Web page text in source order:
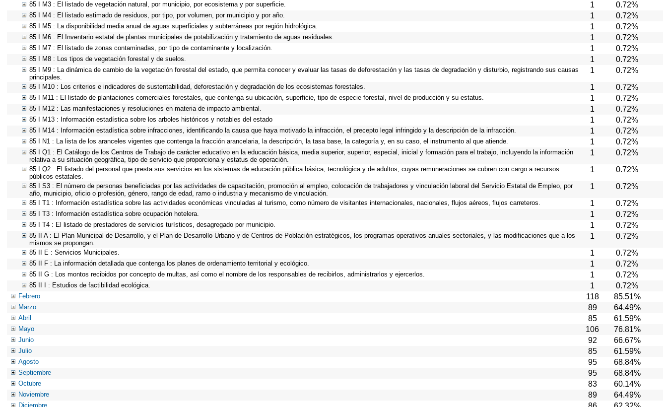
85 I M3 : El listado de vegetación natural, por municipio, por ecosistema y por superficie. 1 0.72%
85 I M4 : El listado estimado de residuos, por tipo, por volumen, por municipio y por año. 1 0.72%
85 I M5 : La disponibilidad media anual de aguas superficiales y subterráneas por región hidrológica. 1 0.72%
85 I M6 : El Inventario estatal de plantas municipales de potabilización y tratamiento de aguas residuales. 1 0.72%
85 I M7 : El listado de zonas contaminadas, por tipo de contaminante y localización. 1 0.72%
85 I M8 : Los tipos de vegetación forestal y de suelos. 1 0.72%
85 I M9 : La dinámica de cambio de la vegetación forestal del estado, que permita conocer y evaluar las tasas de deforestación y las tasas de degradación y disturbio, registrando sus causas
principales.
1 0.72%
85 I M10 : Los criterios e indicadores de sustentabilidad, deforestación y degradación de los ecosistemas forestales. 1 0.72%
85 I M11 : El listado de plantaciones comerciales forestales, que contenga su ubicación, superficie, tipo de especie forestal, nivel de producción y su estatus. 1 0.72%
85 I M12 : Las manifestaciones y resoluciones en materia de impacto ambiental. 1 0.72%
85 I M13 : Información estadística sobre los arboles históricos y notables del estado 1 0.72%
85 I M14 : Información estadística sobre infracciones, identificando la causa que haya motivado la infracción, el precepto legal infringido y la descripción de la infracción. 1 0.72%
85 I N1 : La lista de los aranceles vigentes que contenga la fracción arancelaria, la descripción, la tasa base, la categoría y, en su caso, el instrumento al que atiende. 1 0.72%
85 I Q1 : El Catálogo de los Centros de Trabajo de carácter educativo en la educación básica, media superior, superior, especial, inicial y formación para el trabajo, incluyendo la información
relativa a su situación geográfica, tipo de servicio que proporciona y estatus de operación.
1 0.72%
85 I Q2 : El listado del personal que presta sus servicios en los sistemas de educación pública básica, tecnológica y de adultos, cuyas remuneraciones se cubren con cargo a recursos
públicos estatales.
1 0.72%
85 I S3 : El número de personas beneficiadas por las actividades de capacitación, promoción al empleo, colocación de trabajadores y vinculación laboral del Servicio Estatal de Empleo, por
año, municipio, oficio o profesión, género, rango de edad, ramo o industria y mecanismo de vinculación.
1 0.72%
85 I T1 : Información estadística sobre las actividades económicas vinculadas al turismo, como número de visitantes internacionales, nacionales, flujos aéreos, flujos carreteros. 1 0.72%
85 I T3 : Información estadística sobre ocupación hotelera. 1 0.72%
85 I T4 : El listado de prestadores de servicios turísticos, desagregado por municipio. 1 0.72%
85 II A : El Plan Municipal de Desarrollo, y el Plan de Desarrollo Urbano y de Centros de Población estratégicos, los programas operativos anuales sectoriales, y las modificaciones que a los
mismos se propongan.
1 0.72%
85 II E : Servicios Municipales. 1 0.72%
85 II F : La información detallada que contenga los planes de ordenamiento territorial y ecológico. 1 0.72%
85 II G : Los montos recibidos por concepto de multas, así como el nombre de los responsables de recibirlos, administrarlos y ejercerlos. 1 0.72%
85 II I : Estudios de factibilidad ecológica. 1 0.72%
Febrero 118 85.51%
Marzo 89 64.49%
Abril 85 61.59%
Mayo 106 76.81%
Junio 92 66.67%
Julio 85 61.59%
Agosto 95 68.84%
Septiembre 95 68.84%
Octubre 83 60.14%
Noviembre 89 64.49%
Diciembre